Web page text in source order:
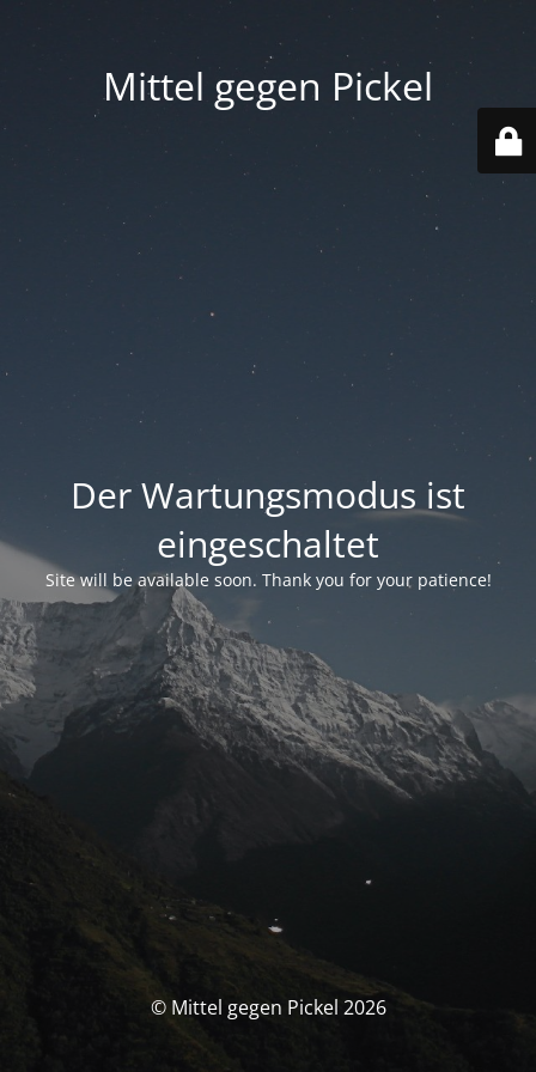
Mittel gegen Pickel
Der Wartungsmodus ist
eingeschaltet
Site will be available soon. Thank you for your patience!
© Mittel gegen Pickel 2026